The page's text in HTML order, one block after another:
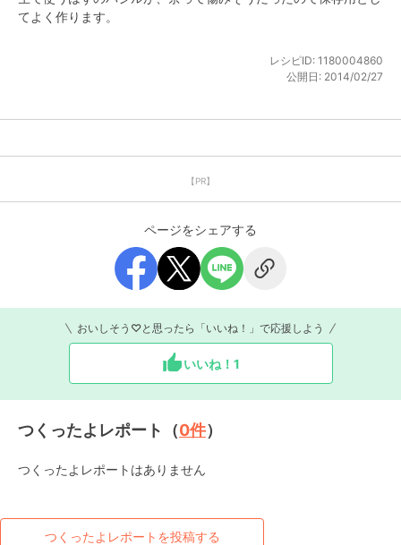
てよく作ります。
レシピID: 1180004860
公開日: 2014/02/27
【PR】
ページをシェアする
おいしそう♡と思ったら「いいね！」で応援しよう
いいね！ 1
つくったよレポート（0件）
つくったよレポートはありません
つくったよレポートを投稿する